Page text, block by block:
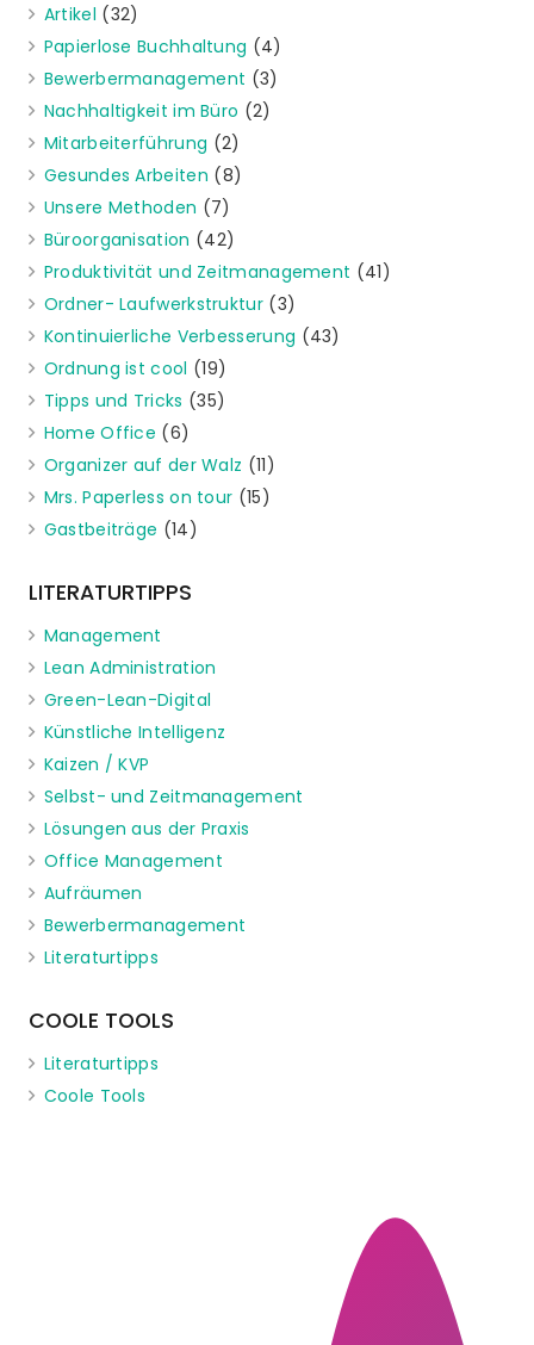
Artikel (32)
Papierlose Buchhaltung (4)
Bewerbermanagement (3)
Nachhaltigkeit im Büro (2)
Mitarbeiterführung (2)
Gesundes Arbeiten (8)
Unsere Methoden (7)
Büroorganisation (42)
Produktivität und Zeitmanagement (41)
Ordner- Laufwerkstruktur (3)
Kontinuierliche Verbesserung (43)
Ordnung ist cool (19)
Tipps und Tricks (35)
Home Office (6)
Organizer auf der Walz (11)
Mrs. Paperless on tour (15)
Gastbeiträge (14)
LITERATURTIPPS
Management
Lean Administration
Green-Lean-Digital
Künstliche Intelligenz
Kaizen / KVP
Selbst- und Zeitmanagement
Lösungen aus der Praxis
Office Management
Aufräumen
Bewerbermanagement
Literaturtipps
COOLE TOOLS
Literaturtipps
Coole Tools